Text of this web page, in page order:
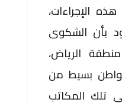
الإجراءات،
بأن الشكوى
الرياض،
بسيط من
تلك المكاتب